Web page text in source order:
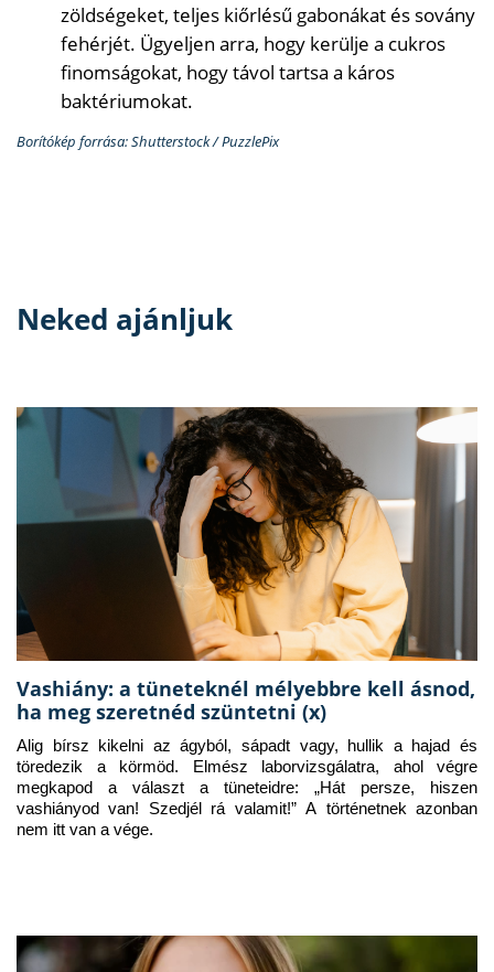
zöldségeket, teljes kiőrlésű gabonákat és sovány
fehérjét. Ügyeljen arra, hogy kerülje a cukros
finomságokat, hogy távol tartsa a káros
baktériumokat.
Borítókép forrása: Shutterstock / PuzzlePix
Neked ajánljuk
Vashiány: a tüneteknél mélyebbre kell ásnod,
ha meg szeretnéd szüntetni (x)
Alig bírsz kikelni az ágyból, sápadt vagy, hullik a hajad és
töredezik a körmöd. Elmész laborvizsgálatra, ahol végre
megkapod a választ a tüneteidre: „Hát persze, hiszen
vashiányod van! Szedjél rá valamit!” A történetnek azonban
nem itt van a vége.